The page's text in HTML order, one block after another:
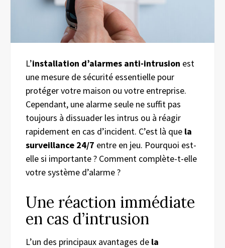
L’installation d’alarmes anti-intrusion est
une mesure de sécurité essentielle pour
protéger votre maison ou votre entreprise.
Cependant, une alarme seule ne suffit pas
toujours à dissuader les intrus ou à réagir
rapidement en cas d’incident. C’est là que la
surveillance 24/7 entre en jeu. Pourquoi est-
elle si importante ? Comment complète-t-elle
votre système d’alarme ?
Une réaction immédiate
en cas d’intrusion
L’un des principaux avantages de la